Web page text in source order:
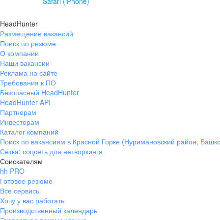
HeadHunter
Размещение вакансий
Поиск по резюме
О компании
Наши вакансии
Реклама на сайте
Требования к ПО
Безопасный HeadHunter
HeadHunter API
Партнерам
Инвесторам
Каталог компаний
Поиск по вакансиям в Красной Горке (Нуримановский район,
Сетка: соцсеть для нетворкинга
Соискателям
hh PRO
Готовое резюме
Все сервисы
Хочу у вас работать
Производственный календарь